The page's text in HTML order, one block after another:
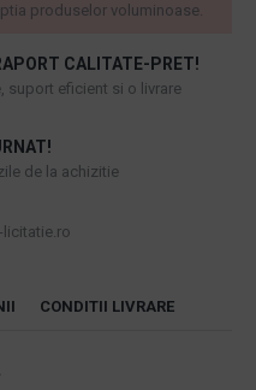
CALITATE-PRET!
suport eficient si o livrare
de la achizitie
produselor voluminoase.
CONDITII LIVRARE